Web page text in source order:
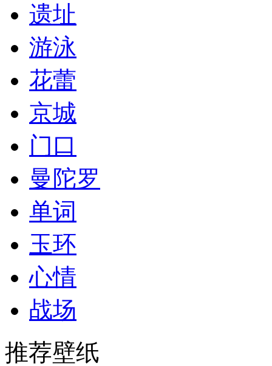
遗址
游泳
花蕾
京城
门口
曼陀罗
单词
玉环
心情
战场
推荐壁纸